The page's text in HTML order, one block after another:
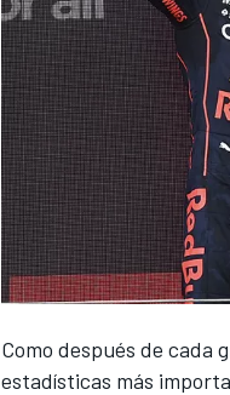
Como después de cada
estadísticas más